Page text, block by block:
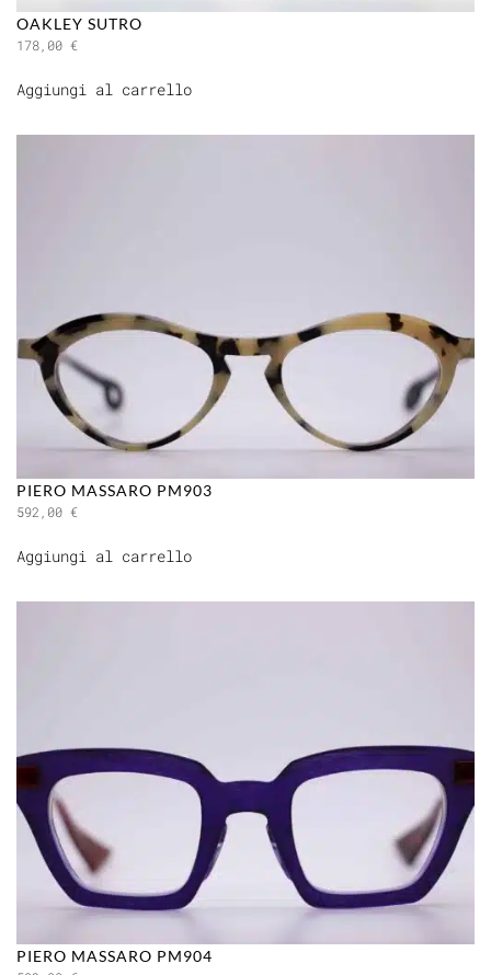
OAKLEY SUTRO
178,00 €
Aggiungi al carrello
PIERO MASSARO PM903
592,00 €
Aggiungi al carrello
PIERO MASSARO PM904